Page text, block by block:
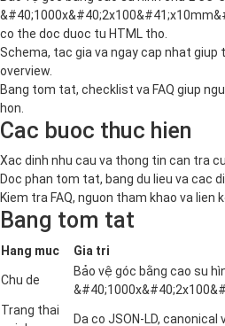
co the doc duoc tu HTML tho.
Schema, tac gia va ngay cap nhat giup
overview.
Bang tom tat, checklist va FAQ giup
hon.
Cac buoc thuc hien
Xac dinh nhu cau va thong tin can tra
Doc phan tom tat, bang du lieu va cac
Kiem tra FAQ, nguon tham khao va lien
Bang tom tat
Hang muc Gia tri
Chu de
Bảo vệ góc bằng cao su
Trang thai
Da co JSON-LD, canonical